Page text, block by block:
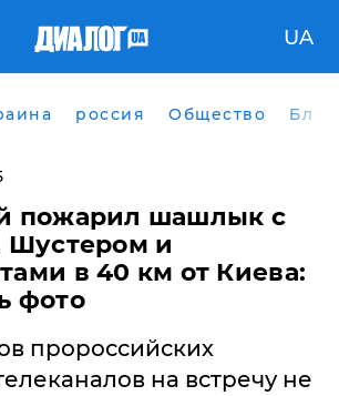
UA
россия Общество
пожарил шашлык с
Шустером и
в 40 км от Киева:
фото
пророссийских
на встречу не